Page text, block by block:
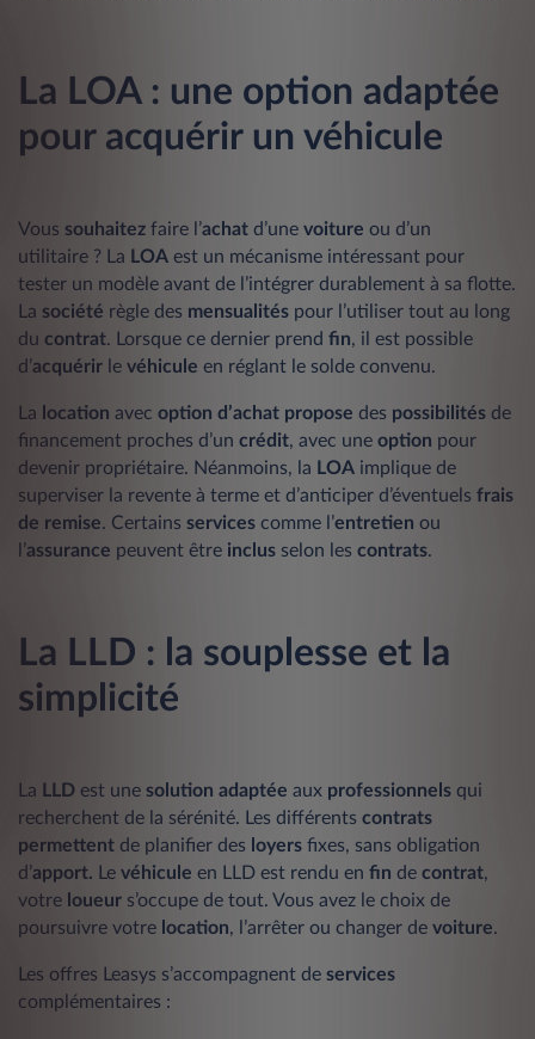
La LOA : une option adaptée
pour acquérir un véhicule
Vous souhaitez faire l’achat d’une voiture ou d’un
utilitaire ? La LOA est un mécanisme intéressant pour
tester un modèle avant de l’intégrer durablement à sa flotte.
La société règle des mensualités pour l’utiliser tout au long
du contrat. Lorsque ce dernier prend fin, il est possible
d’acquérir le véhicule en réglant le solde convenu.
La location avec option d’achat propose des possibilités de
financement proches d’un crédit, avec une option pour
devenir propriétaire. Néanmoins, la LOA implique de
superviser la revente à terme et d’anticiper d’éventuels frais
de remise. Certains services comme l’entretien ou
l’assurance peuvent être inclus selon les contrats.
La LLD : la souplesse et la
simplicité
La LLD est une solution adaptée aux professionnels qui
recherchent de la sérénité. Les différents contrats
permettent de planifier des loyers fixes, sans obligation
d’apport. Le véhicule en LLD est rendu en fin de contrat,
votre loueur s’occupe de tout. Vous avez le choix de
poursuivre votre location, l’arrêter ou changer de voiture.
Les offres Leasys s’accompagnent de services
complémentaires :